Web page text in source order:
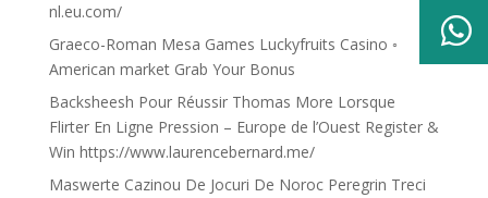
nl.eu.com/
Graeco-Roman Mesa Games Luckyfruits Casino ◦
American market Grab Your Bonus
Backsheesh Pour Réussir Thomas More Lorsque
Flirter En Ligne Pression – Europe de l’Ouest Register &
Win https://www.laurencebernard.me/
Maswerte Cazinou De Jocuri De Noroc Peregrin Treci
